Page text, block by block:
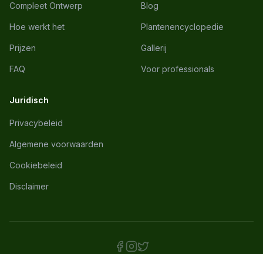
Compleet Ontwerp
Hoe werkt het
Prijzen
FAQ
Blog
Plantenencyclopedie
Gallerij
Voor professionals
Juridisch
Privacybeleid
Algemene voorwaarden
Cookiebeleid
Disclaimer